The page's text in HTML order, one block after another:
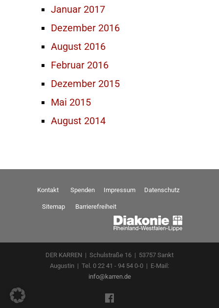
Januar 2017
Dezember 2016
August 2016
Februar 2016
Dezember 2015
Mai 2015
August 2014
Kontakt Spenden Impressum Datenschutz
Sitemap Barrierefreiheit
DER KARREN | Schulstraße 16 | 53757 Sankt
Augustin | Tel. 0 22 41 - 94 54 0-0 | E-Mail:
info@karren.de